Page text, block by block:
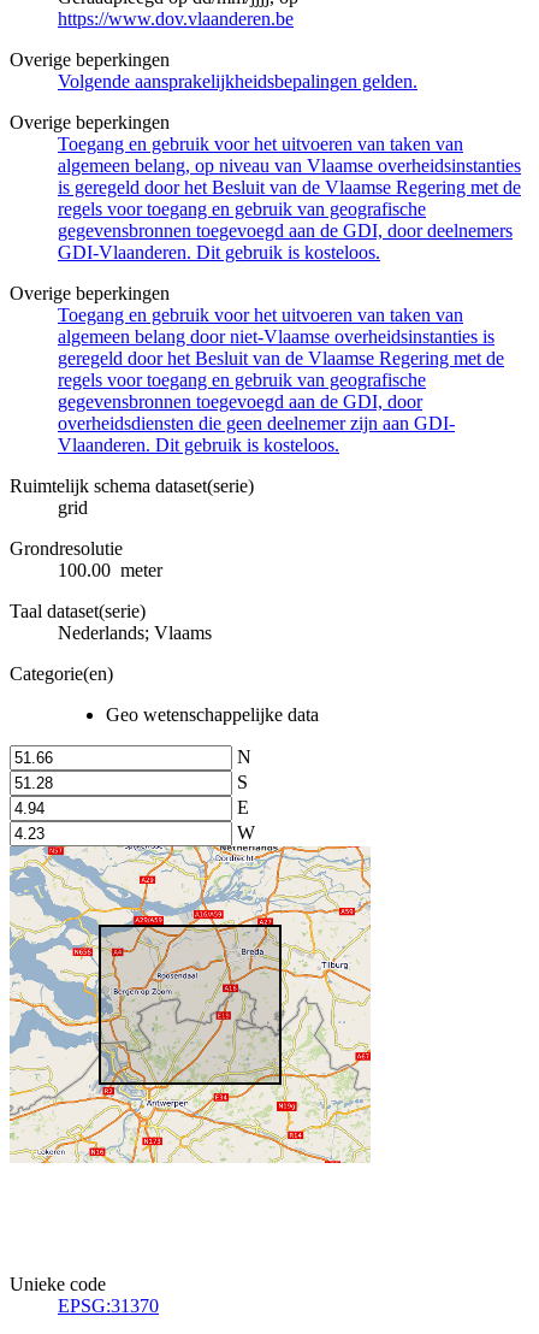
https://www.dov.vlaanderen.be
Overige beperkingen
Volgende aansprakelijkheidsbepalingen gelden.
Overige beperkingen
Toegang en gebruik voor het uitvoeren van taken van
algemeen belang, op niveau van Vlaamse overheidsinstanties
is geregeld door het Besluit van de Vlaamse Regering met de
regels voor toegang en gebruik van geografische
gegevensbronnen toegevoegd aan de GDI, door deelnemers
GDI-Vlaanderen. Dit gebruik is kosteloos.
Overige beperkingen
Toegang en gebruik voor het uitvoeren van taken van
algemeen belang door niet-Vlaamse overheidsinstanties is
geregeld door het Besluit van de Vlaamse Regering met de
regels voor toegang en gebruik van geografische
gegevensbronnen toegevoegd aan de GDI, door
overheidsdiensten die geen deelnemer zijn aan GDI-
Vlaanderen. Dit gebruik is kosteloos.
Ruimtelijk schema dataset(serie)
grid
Grondresolutie
100.00 meter
Taal dataset(serie)
Nederlands; Vlaams
Categorie(en)
Geo wetenschappelijke data
N
S
E
W
Unieke code
EPSG:31370